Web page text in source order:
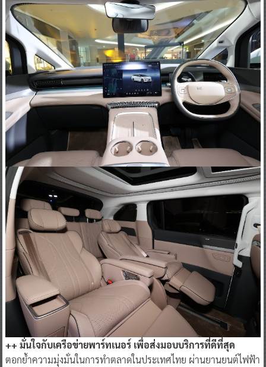
++ มั่นใจกับเครือข่ายพาร์ทเนอร์ เพื่อส่งมอบบริการที่ดีที่สุด
ตอกย้ำความมุ่งมั่นในการทำตลาดในประเทศไทย ผ่านยานยนต์ไฟฟ้า